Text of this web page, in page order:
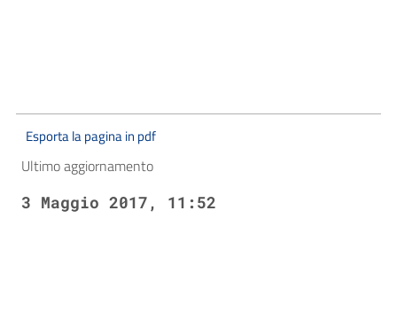
Esporta la pagina in pdf
Ultimo aggiornamento
3 Maggio 2017, 11:52